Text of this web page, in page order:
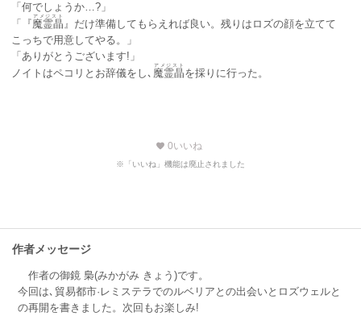
「何でしょうか…?」
「『魔霊晶
アメジスト
』だけ準備してもらえれば良い。残りはロズの顔を立てて
こっちで用意してやる。」
「ありがとうございます!」
ノイトはペコリとお辞儀をし､ 魔霊晶
アメジスト
を採りに行った。
favorite 0いいね
※「いいね」機能は廃止されました
作者メッセージ
作者の御鏡 梟(みかがみ きょう)です。
今回は､貿易都市·レミステラでのルベリアとの出会いとロズウェルと
の再開を書きました。次回もお楽しみ!